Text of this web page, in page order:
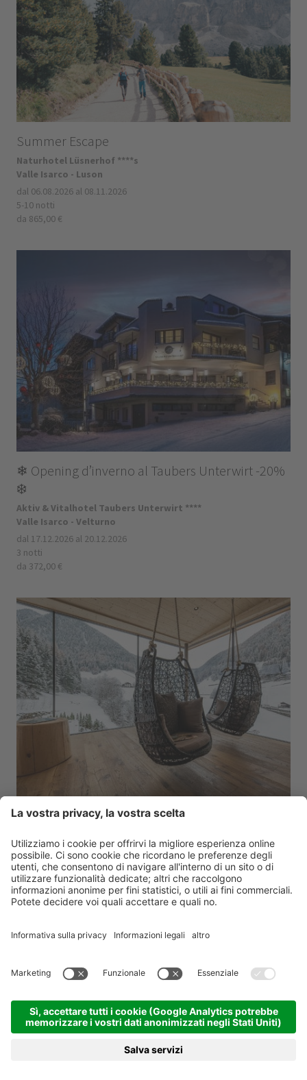
Summer Escape
Naturhotel Lüsnerhof ****s
Valle Isarco - Luson
dal 06.08.2026 al 08.11.2026
5-10 notti
da 865,00 €
❄ Opening d’inverno al Taubers Unterwirt -20%
❄️
Aktiv & Vitalhotel Taubers Unterwirt ****
Valle Isarco - Velturno
dal 17.12.2026 al 20.12.2026
3 notti
da 372,00 €
NATURE WINTER Early Bird
Naturhotel Rainer ****s
Valle Isarco - Racines
dal 08.12.2026 al 26.03.2027
5 notti
da 610,00 €